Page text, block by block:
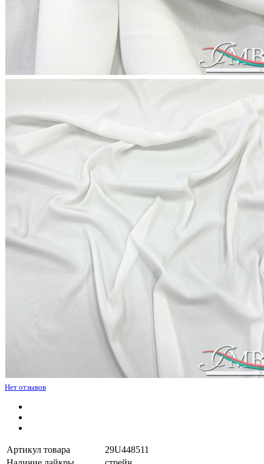
Нет отзывов
Артикул товара
29U448511